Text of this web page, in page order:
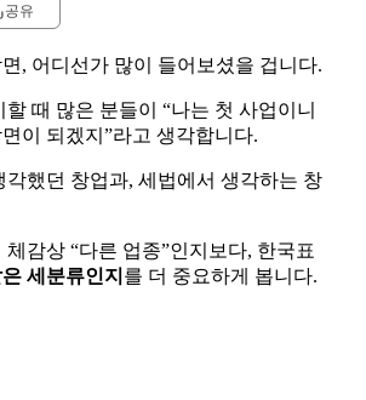
공유
, 어디선가 많이 들어보셨을 겁니다.
때 많은 분들이 “나는 첫 사업이니
이 되겠지”라고 생각합니다.
각했던 창업과, 세법에서 생각하는 창
감상 “다른 업종”인지보다, 한국표
세분류인지 를 더 중요하게 봅니다.